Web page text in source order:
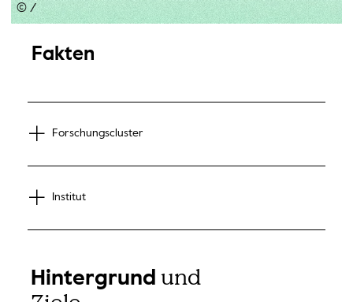
©/
Fakten
Forschungscluster
Institut
Hintergrund und